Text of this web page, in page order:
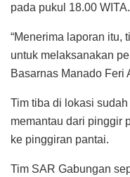
pada pukul 18.00 WITA.
“Menerima laporan itu,
untuk melaksanakan
Basarnas Manado Feri
Tim tiba di lokasi
memantau dari pinggir
ke pinggiran pantai.
Tim SAR Gabungan